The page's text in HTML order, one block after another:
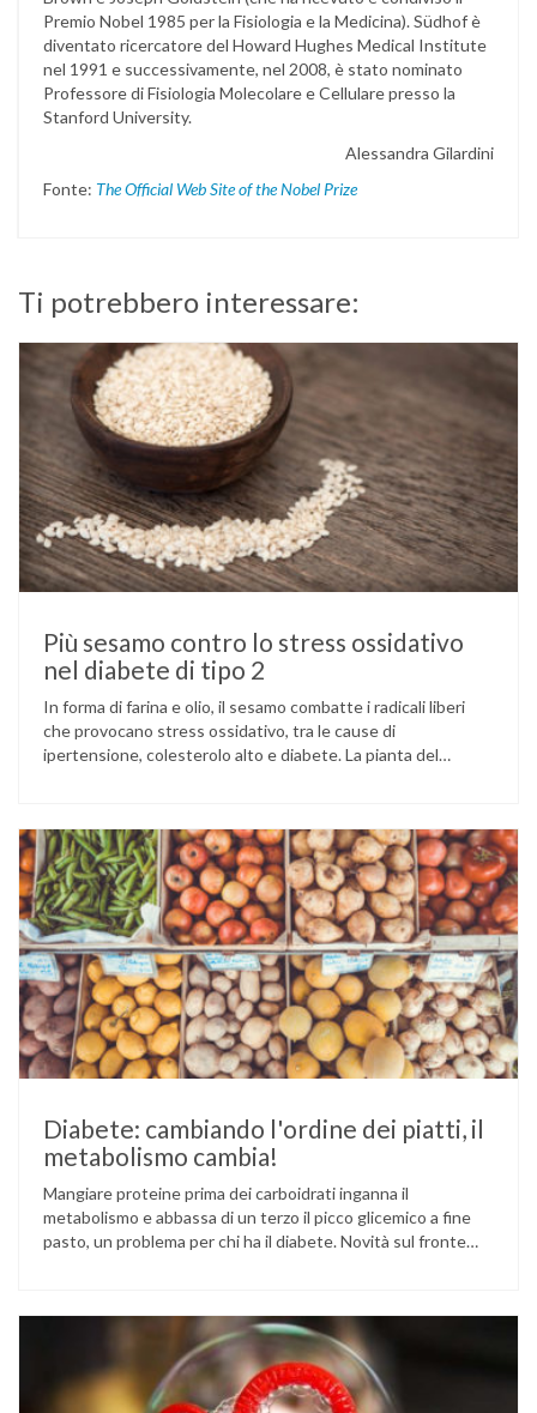
Premio Nobel 1985 per la Fisiologia e la Medicina). Südhof è
diventato ricercatore del Howard Hughes Medical Institute
nel 1991 e successivamente, nel 2008, è stato nominato
Professore di Fisiologia Molecolare e Cellulare presso la
Stanford University.
Alessandra Gilardini
Fonte: The Official Web Site of the Nobel Prize
Ti potrebbero interessare:
Più sesamo contro lo stress ossidativo
nel diabete di tipo 2
In forma di farina e olio, il sesamo combatte i radicali liberi
che provocano stress ossidativo, tra le cause di
ipertensione, colesterolo alto e diabete. La pianta del
utilizzati per la preparazione di numerosi piatti, ma …
Diabete: cambiando l'ordine dei piatti, il
metabolismo cambia!
Mangiare proteine prima dei carboidrati inganna il
metabolismo e abbassa di un terzo il picco glicemico a fine
pasto, un problema per chi ha il diabete. Novità sul fronte
come ingannare il metabolismo ed evitare che gli zuccheri …